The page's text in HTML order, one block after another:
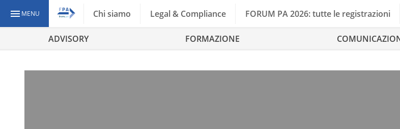
MENU Chi siamo Legal & Compliance FORUM PA 2026: tutte le registrazioni
ADVISORY FORMAZIONE